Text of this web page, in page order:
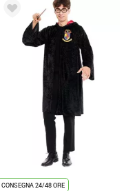
CONSEGNA 24/48 ORE